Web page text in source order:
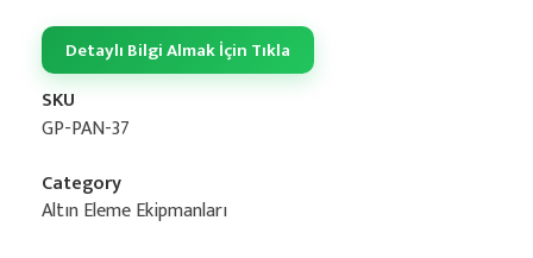
Detaylı Bilgi Almak İçin Tıkla
SKU
GP-PAN-37
Category
Altın Eleme Ekipmanları